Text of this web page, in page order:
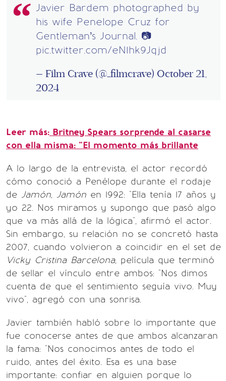
Javier Bardem photographed by
his wife Penelope Cruz for
Gentleman’s Journal. 📷
pic.twitter.com/eN1hk9Jqjd
— Film Crave (@_filmcrave) October 21,
2024
Leer más: Britney Spears sorprende al casarse
con ella misma: "El momento más brillante
A lo largo de la entrevista, el actor recordó
cómo conoció a Penélope durante el rodaje
de Jamón, Jamón en 1992: "Ella tenía 17 años y
yo 22. Nos miramos y supongo que pasó algo
que va más allá de la lógica", afirmó el actor.
Sin embargo, su relación no se concretó hasta
2007, cuando volvieron a coincidir en el set de
Vicky Cristina Barcelona, película que terminó
de sellar el vínculo entre ambos: "Nos dimos
cuenta de que el sentimiento seguía vivo. Muy
vivo", agregó con una sonrisa.
Javier también habló sobre lo importante que
fue conocerse antes de que ambos alcanzaran
la fama: "Nos conocimos antes de todo el
ruido, antes del éxito. Esa es una base
importante: confiar en alguien porque lo